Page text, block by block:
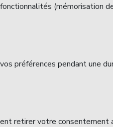
(mémorisation
préférences pendant une
retirer votre